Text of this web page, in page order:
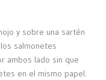
y sobre una sartén
salmonetes
ambos lado sin que
en el mismo papel.